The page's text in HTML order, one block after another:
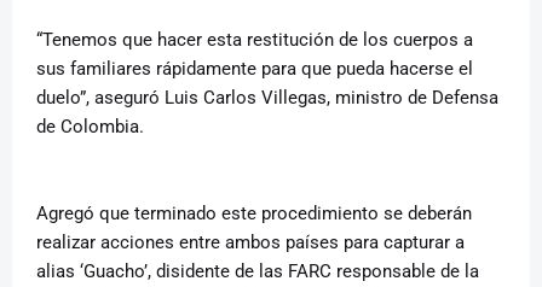
“Tenemos que hacer esta restitución de los cuerpos a
sus familiares rápidamente para que pueda hacerse el
duelo”, aseguró Luis Carlos Villegas, ministro de Defensa
de Colombia.
Agregó que terminado este procedimiento se deberán
realizar acciones entre ambos países para capturar a
alias ‘Guacho’, disidente de las FARC responsable de la